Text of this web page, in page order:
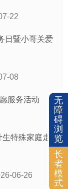
无
障
碍
浏
览
长
者
模
式
22
日暨小哥关爱
08
服务活动
特殊家庭走
06-26